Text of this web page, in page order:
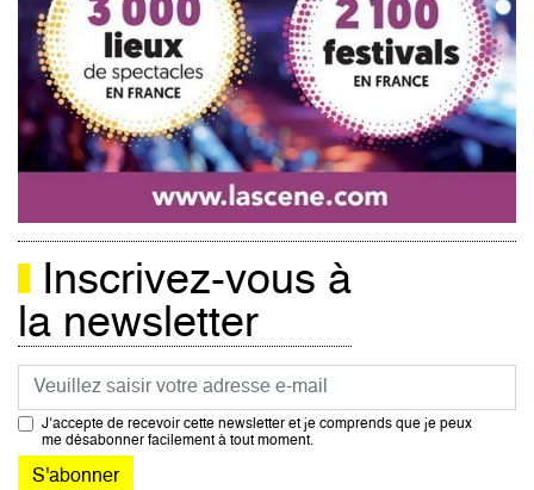
Inscrivez-vous à
la newsletter
Courriel
J’accepte de recevoir cette newsletter et je comprends que je peux
me désabonner facilement à tout moment.